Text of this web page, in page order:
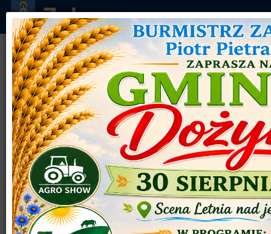
Jesteś tutaj: Główna Kontakt
Urząd Miejski w Zalewie
niedziela, 02 październik 2016 18:15
wielkość czcionki
Czytany 120361 razy
Email